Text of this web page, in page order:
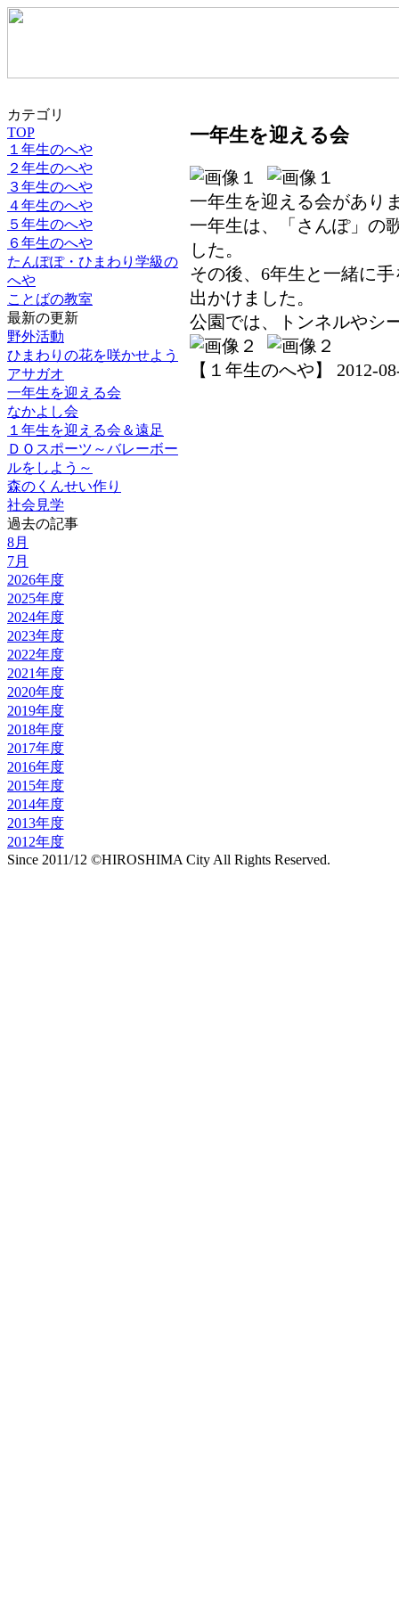
カテゴリ
TOP
１年生のへや
２年生のへや
３年生のへや
４年生のへや
５年生のへや
６年生のへや
たんぽぽ・ひまわり学級の
へや
ことばの教室
最新の更新
野外活動
ひまわりの花を咲かせよう
アサガオ
一年生を迎える会
なかよし会
１年生を迎える会＆遠足
ＤＯスポーツ～バレーボー
ルをしよう～
森のくんせい作り
社会見学
過去の記事
8月
7月
2026年度
2025年度
2024年度
2023年度
2022年度
2021年度
2020年度
2019年度
2018年度
2017年度
2016年度
2015年度
2014年度
2013年度
2012年度
一年生を迎える会
一年生を迎える会があり
一年生は、「さんぽ」の
した。
その後、6年生と一緒に
出かけました。
公園では、トンネルやシ
【１年生のへや】 2012-
Since 2011/12 ©HIROSHIMA City All Rights Reserved.